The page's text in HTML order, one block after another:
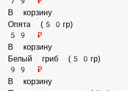
Кальмар (50гр)
99 ₽
В корзину
Мидии (50гр)
В корзину